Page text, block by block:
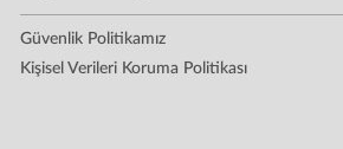
Güvenlik Politikamız
Kişisel Verileri Koruma Politikası